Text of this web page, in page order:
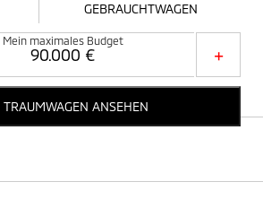
GEBRAUCHTWAGEN
Mein maximales Budget
+
TRAUMWAGEN ANSEHEN